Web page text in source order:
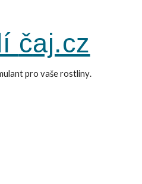
čaj.cz
pro vaše rostliny.